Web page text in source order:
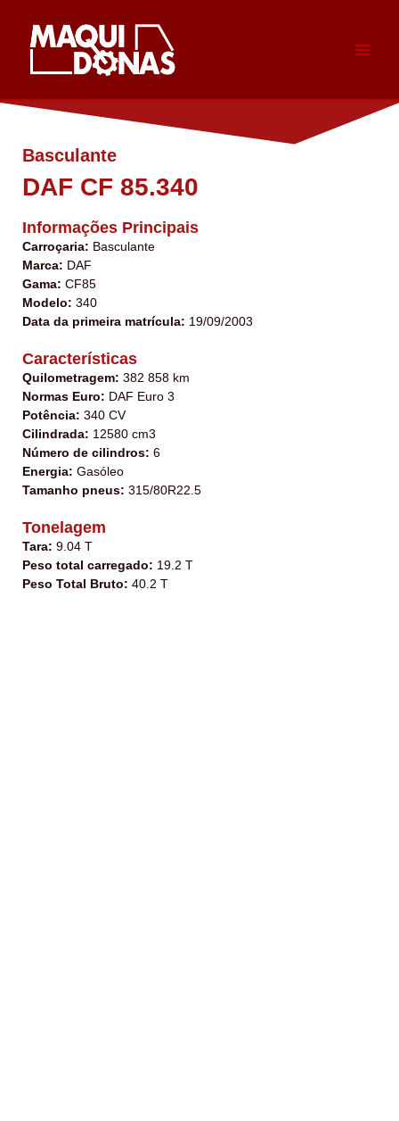
content
Basculante
DAF CF 85.340
Informações Principais
Carroçaria: Basculante
Marca: DAF
Gama: CF85
Modelo: 340
Data da primeira matrícula: 19/09/2003
Características
Quilometragem: 382 858 km
Normas Euro: DAF Euro 3
Potência: 340 CV
Cilindrada: 12580 cm3
Número de cilindros: 6
Energia: Gasóleo
Tamanho pneus: 315/80R22.5
Tonelagem
Tara: 9.04 T
Peso total carregado: 19.2 T
Peso Total Bruto: 40.2 T